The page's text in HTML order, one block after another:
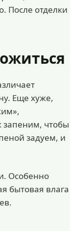
После отделки
Еще хуже,
запеним, чтобы
задуем, и
Особенно
бытовая влага